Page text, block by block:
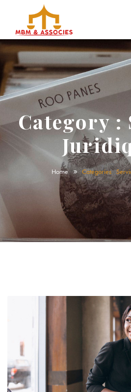
Category :
Home Categories